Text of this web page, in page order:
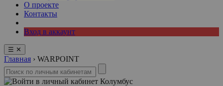
О проекте
Контакты
Вход в аккаунт
☰ ✕
Главная › WARPOINT
Колумбус